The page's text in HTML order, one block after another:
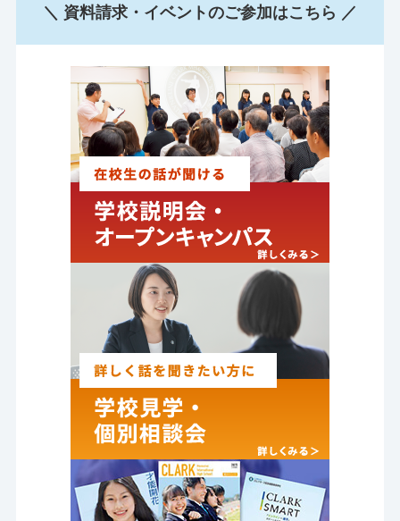
＼ 資料請求・イベントのご参加はこちら ／